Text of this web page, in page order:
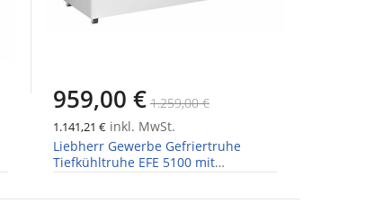
959,00 € 1.259,00 €
1.141,21 €inkl. MwSt.
Liebherr Gewerbe Gefriertruhe
Tiefkühltruhe EFE 5100 mit